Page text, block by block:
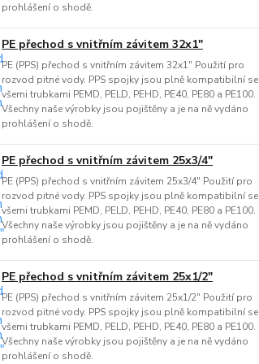
prohlášení o shodě.
PE přechod s vnitřním závitem 32x1"
PE (PPS) přechod s vnitřním závitem 32x1" Použití pro
rozvod pitné vody. PPS spojky jsou plně kompatibilní se
všemi trubkami PEMD, PELD, PEHD, PE40, PE80 a PE100.
Všechny naše výrobky jsou pojištěny a je na ně vydáno
prohlášení o shodě.
PE přechod s vnitřním závitem 25x3/4"
PE (PPS) přechod s vnitřním závitem 25x3/4" Použití pro
rozvod pitné vody. PPS spojky jsou plně kompatibilní se
všemi trubkami PEMD, PELD, PEHD, PE40, PE80 a PE100.
Všechny naše výrobky jsou pojištěny a je na ně vydáno
prohlášení o shodě.
PE přechod s vnitřním závitem 25x1/2"
PE (PPS) přechod s vnitřním závitem 25x1/2" Použití pro
rozvod pitné vody. PPS spojky jsou plně kompatibilní se
všemi trubkami PEMD, PELD, PEHD, PE40, PE80 a PE100.
Všechny naše výrobky jsou pojištěny a je na ně vydáno
prohlášení o shodě.